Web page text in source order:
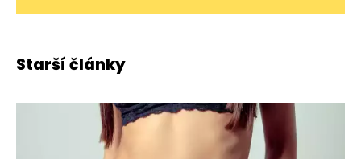
Starší články